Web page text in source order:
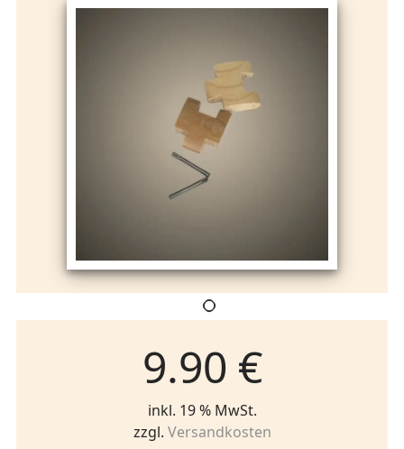
9.90 €
inkl. 19 % MwSt.
zzgl. Versandkosten